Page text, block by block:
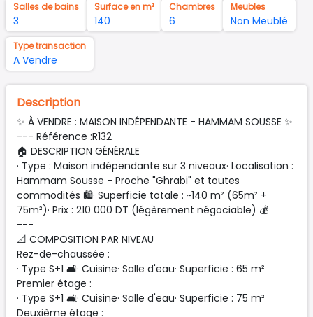
Salles de bains
3
Surface en m²
140
Chambres
6
Meubles
Non Meublé
Type transaction
A Vendre
Description
✨ À VENDRE : MAISON INDÉPENDANTE - HAMMAM SOUSSE ✨
--- Référence :R132
🏠 DESCRIPTION GÉNÉRALE
· Type : Maison indépendante sur 3 niveaux· Localisation :
Hammam Sousse - Proche "Ghrabi" et toutes
commodités 🛍️· Superficie totale : ~140 m² (65m² +
75m²)· Prix : 210 000 DT (légèrement négociable) 💰
---
📐 COMPOSITION PAR NIVEAU
Rez-de-chaussée :
· Type S+1 🛋️· Cuisine· Salle d'eau· Superficie : 65 m²
Premier étage :
· Type S+1 🛋️· Cuisine· Salle d'eau· Superficie : 75 m²
Deuxième étage :